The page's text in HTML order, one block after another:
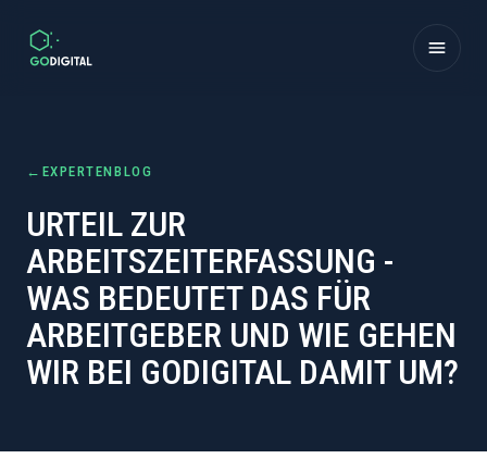
← EXPERTENBLOG
URTEIL ZUR
ARBEITSZEITERFASSUNG -
WAS BEDEUTET DAS FÜR
ARBEITGEBER UND WIE GEHEN
WIR BEI GODIGITAL DAMIT UM?